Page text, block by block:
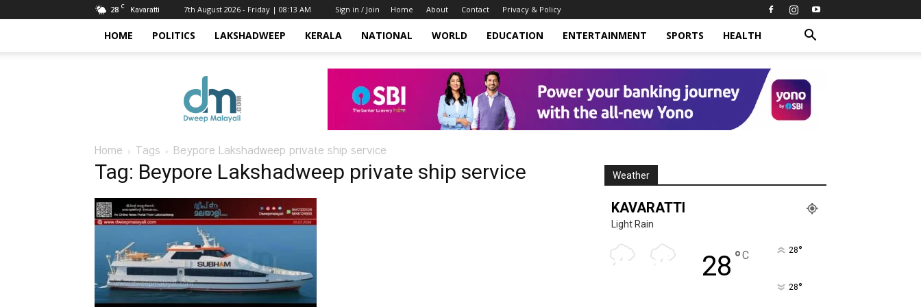
28 C Kavaratti 7th August 2026 - Friday | 08:13 AM Sign in / Join Home About Contact Privacy & Policy
HOME POLITICS LAKSHADWEEP KERALA NATIONAL WORLD EDUCATION ENTERTAINMENT SPORTS HEALTH
Home Tags Beypore Lakshadweep private ship service
Tag: Beypore Lakshadweep private ship service Weather
KAVARATTI
Light Rain
28 °C 28°
28°